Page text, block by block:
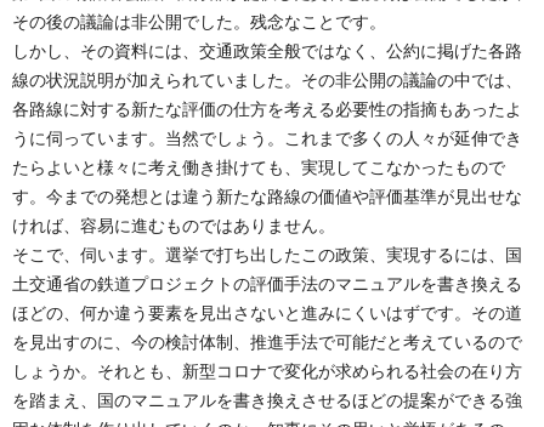
その後の議論は非公開でした。残念なことです。
しかし、その資料には、交通政策全般ではなく、公約に掲げた各路
線の状況説明が加えられていました。その非公開の議論の中では、
各路線に対する新たな評価の仕方を考える必要性の指摘もあったよ
うに伺っています。当然でしょう。これまで多くの人々が延伸でき
たらよいと様々に考え働き掛けても、実現してこなかったもので
す。今までの発想とは違う新たな路線の価値や評価基準が見出せな
ければ、容易に進むものではありません。
そこで、伺います。選挙で打ち出したこの政策、実現するには、国
土交通省の鉄道プロジェクトの評価手法のマニュアルを書き換える
ほどの、何か違う要素を見出さないと進みにくいはずです。その道
を見出すのに、今の検討体制、推進手法で可能だと考えているので
しょうか。それとも、新型コロナで変化が求められる社会の在り方
を踏まえ、国のマニュアルを書き換えさせるほどの提案ができる強